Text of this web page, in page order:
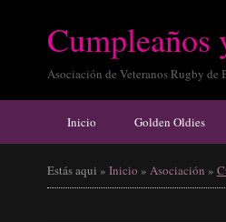
Cumpleaños
Asociación de Veteranos Rugby de
Inicio Golden Oldies
Estás aqui » Inicio » Asociación »